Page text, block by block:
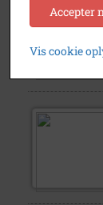
Accepter
Vis cookie